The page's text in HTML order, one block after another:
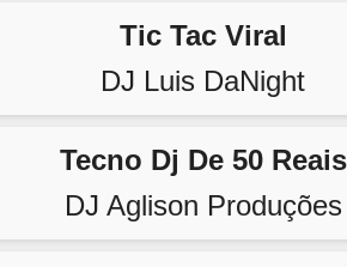
Tic Tac Viral
DJ Luis DaNight
Tecno Dj De 50 Reais
DJ Aglison Produções